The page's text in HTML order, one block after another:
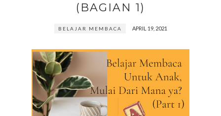
(BAGIAN 1)
BELAJAR MEMBACA APRIL 19, 2021